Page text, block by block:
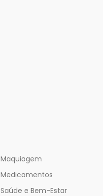
Maquiagem
Medicamentos
Saúde e Bem-Estar